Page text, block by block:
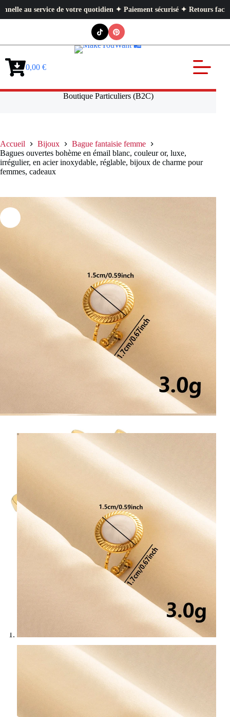
de votre quotidien ✦ Paiement sécurisé ✦ Retours faciles
Panier0,00 €
Boutique Particuliers (B2C)
Accueil Bijoux
Bague fantaisie femme
Bagues ouvertes bohème en émail blanc, couleur or, luxe,
irrégulier, en acier inoxydable, réglable, bijoux de charme pour
femmes, cadeaux